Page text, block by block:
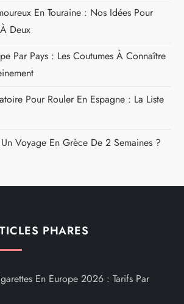
En Touraine : Nos Idées Pour
Deux
Par Pays : Les Coutumes À Connaître
Pour Rouler En Espagne : La Liste
Voyage En Grèce De 2 Semaines ?
PHARES
En Europe 2026 : Tarifs Par